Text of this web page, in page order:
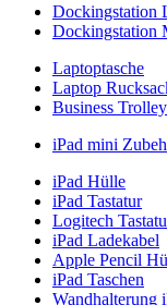
Dockingstation
Dockingstation
Laptoptasche
Laptop
Business Trolley
iPad mini
iPad Hülle
iPad Tastatur
Logitech
iPad Ladekabel
Apple Pencil
iPad Taschen
Wandhalterung